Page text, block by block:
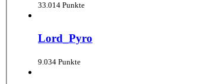
33.014 Punkte
Lord_Pyro
9.034 Punkte